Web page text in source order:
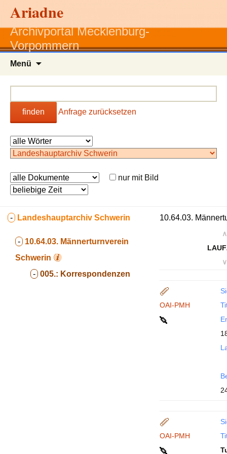
Ariadne
Archivportal Mecklenburg-
Vorpommern
Menü
finden Anfrage zurücksetzen
nur mit Bild
- Landeshauptarchiv Schwerin
- 10.64.03. Männerturnverein
Schwerin
- 005.: Korrespondenzen
10.64.03.
∧
∨
OAI-PMH
OAI-PMH